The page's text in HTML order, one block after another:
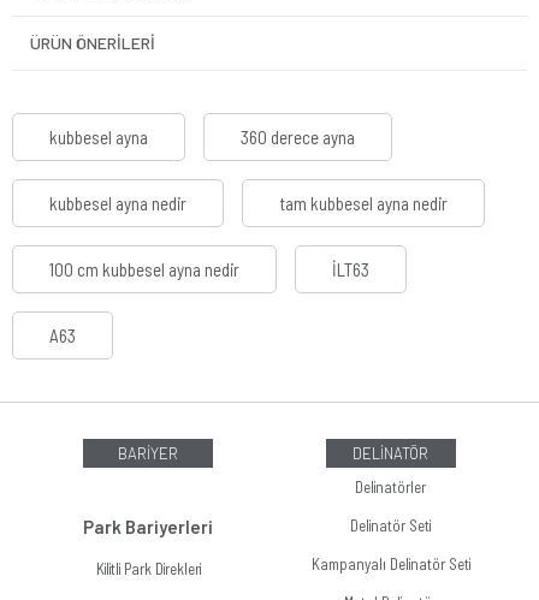
ÜRÜN ÖNERILERI
kubbesel ayna 360 derece ayna
kubbesel ayna nedir tam kubbesel ayna nedir
100 cm kubbesel ayna nedir İLT63
A63
BARİYER
Park Bariyerleri
Kilitli Park Direkleri
DELİNATÖR
Delinatörler
Delinatör Seti
Kampanyalı Delinatör Seti